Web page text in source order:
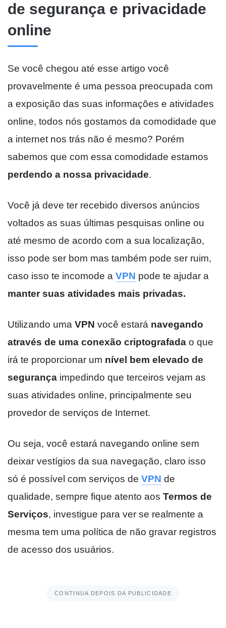
de segurança e privacidade
online
Se você chegou até esse artigo você
provavelmente é uma pessoa preocupada com
a exposição das suas informações e atividades
online, todos nós gostamos da comodidade que
a internet nos trás não é mesmo? Porém
sabemos que com essa comodidade estamos
perdendo a nossa privacidade.
Você já deve ter recebido diversos anúncios
voltados as suas últimas pesquisas online ou
até mesmo de acordo com a sua localização,
isso pode ser bom mas também pode ser ruim,
caso isso te incomode a VPN pode te ajudar a
manter suas atividades mais privadas.
Utilizando uma VPN você estará navegando
através de uma conexão criptografada o que
irá te proporcionar um nível bem elevado de
segurança impedindo que terceiros vejam as
suas atividades online, principalmente seu
provedor de serviços de Internet.
Ou seja, você estará navegando online sem
deixar vestígios da sua navegação, claro isso
só é possível com serviços de VPN de
qualidade, sempre fique atento aos Termos de
Serviços, investigue para ver se realmente a
mesma tem uma política de não gravar registros
de acesso dos usuários.
CONTINUA DEPOIS DA PUBLICIDADE